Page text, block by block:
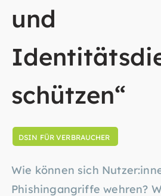
und
schützen“
DSIN FÜR VERBRAUCHER
Wie können sich
Phishingangriffe wehren?